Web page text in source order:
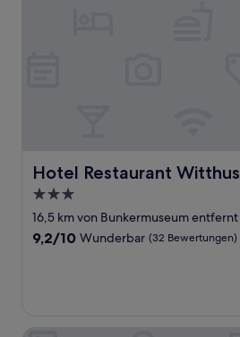
Hotel Restaurant Witthus
Hotel Restaurant Witthus
3.0-
Sterne-
Unterkunft
16,5 km von Bunkermuseum entfernt
9.2
9,2/10 Wunderbar (32 Bewertungen)